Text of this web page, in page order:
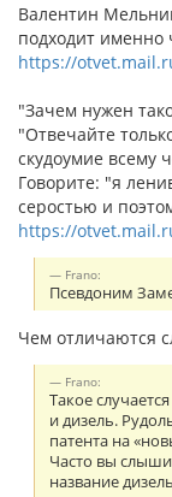
Валентин
подходит именно
https://
"Зачем нужен
"Отвечайте
скудоумие всему
Говорите: "я
серостью и
https://
Frano:
Псевдоним
Чем отличаются
Frano:
Такое
и дизель.
патента на
Часто вы
название